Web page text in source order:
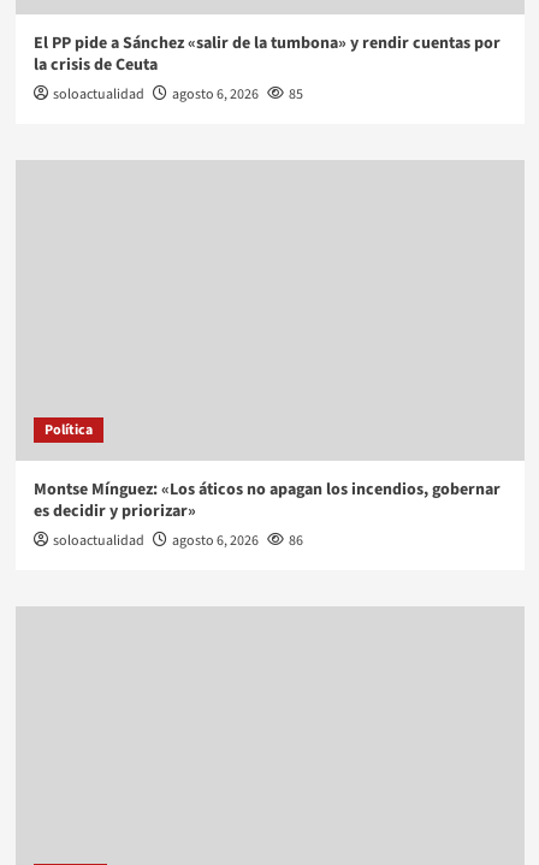
El PP pide a Sánchez «salir de la tumbona» y rendir cuentas por
la crisis de Ceuta
soloactualidad agosto 6, 2026 85
Política
Montse Mínguez: «Los áticos no apagan los incendios, gobernar
es decidir y priorizar»
soloactualidad agosto 6, 2026 86